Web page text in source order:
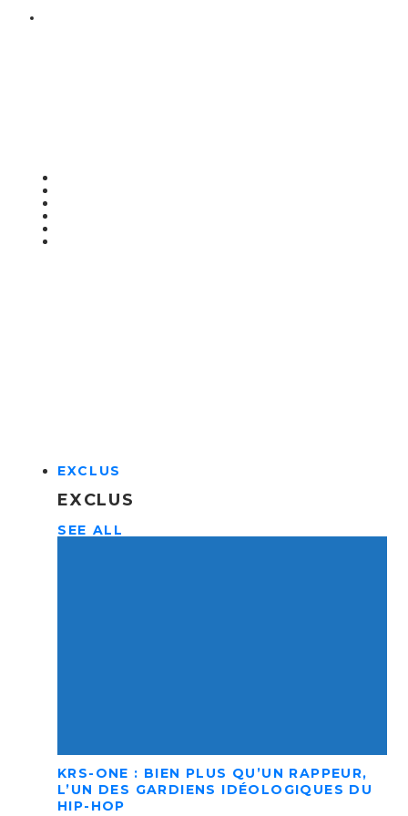
EXCLUS
EXCLUS
SEE ALL
KRS-ONE : BIEN PLUS QU’UN RAPPEUR,
L’UN DES GARDIENS IDÉOLOGIQUES DU
HIP-HOP